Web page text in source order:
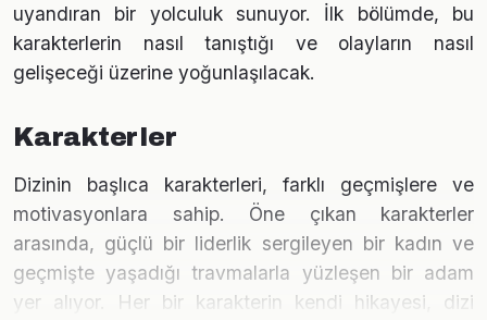
uyandıran bir yolculuk sunuyor. İlk bölümde, bu
karakterlerin nasıl tanıştığı ve olayların nasıl
gelişeceği üzerine yoğunlaşılacak.
Karakterler
Dizinin başlıca karakterleri, farklı geçmişlere ve
motivasyonlara sahip. Öne çıkan karakterler
arasında, güçlü bir liderlik sergileyen bir kadın ve
geçmişte yaşadığı travmalarla yüzleşen bir adam
yer alıyor. Her bir karakterin kendi hikayesi, dizi